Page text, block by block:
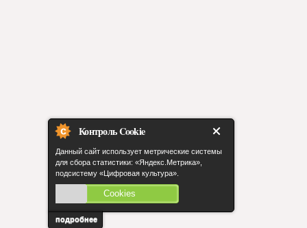
Контроль Cookie
Данный сайт использует метрические системы
для сбора статистики: «Яндекс.Метрика»,
подсистему «Цифровая культура».
Cookies
включены
подробнее